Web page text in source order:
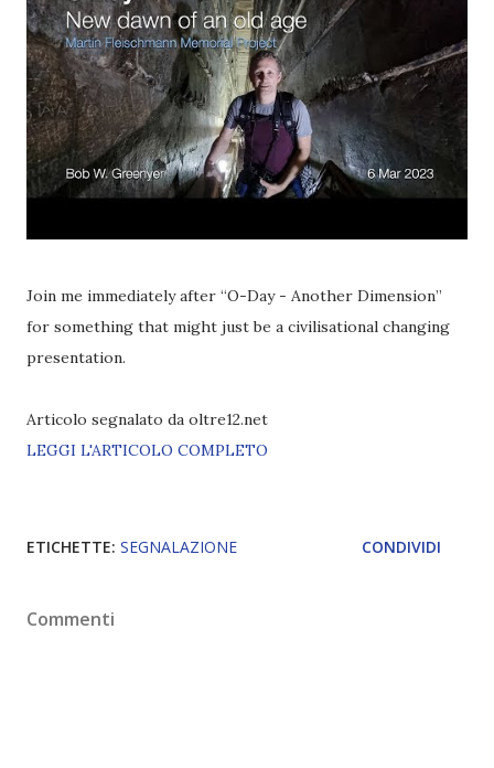
Join me immediately after “O-Day - Another Dimension”
for something that might just be a civilisational changing
presentation.
Articolo segnalato da oltre12.net
LEGGI L'ARTICOLO COMPLETO
ETICHETTE: SEGNALAZIONE CONDIVIDI
Commenti